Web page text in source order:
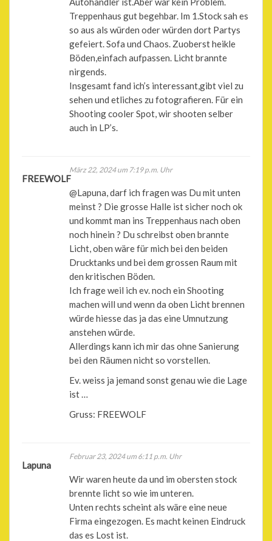
Treppenhaus gut begehbar. Im 1.Stock sah es
so aus als würden oder würden dort Partys
gefeiert. Sofa und Chaos. Zuoberst heikle
Böden,einfach aufpassen. Licht brannte
nirgends.
Insgesamt fand ich’s interessant,gibt viel zu
sehen und etliches zu fotografieren. Für ein
Shooting cooler Spot, wir shooten selber
auch in LP’s.
FREEWOLF
März 22, 2024 um 7:19 p.m. Uhr
@Lapuna, darf ich fragen was Du mit unten
meinst ? Die grosse Halle ist sicher noch ok
und kommt man ins Treppenhaus nach oben
noch hinein ? Du schreibst oben brannte
Licht, oben wäre für mich bei den beiden
Drucktanks und bei dem grossen Raum mit
den kritischen Böden.
Ich frage weil ich ev. noch ein Shooting
machen will und wenn da oben Licht brennen
würde hiesse das ja das eine Umnutzung
anstehen würde.
Allerdings kann ich mir das ohne Sanierung
bei den Räumen nicht so vorstellen.
Ev. weiss ja jemand sonst genau wie die Lage
ist …
Gruss: FREEWOLF
Lapuna
Februar 23, 2024 um 6:11 p.m. Uhr
Wir waren heute da und im obersten stock
brennte licht so wie im unteren.
Unten rechts scheint als wäre eine neue
Firma eingezogen. Es macht keinen Eindruck
das es Lost ist.